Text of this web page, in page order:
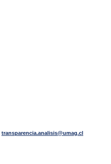
transparencia.analisis@umag.cl